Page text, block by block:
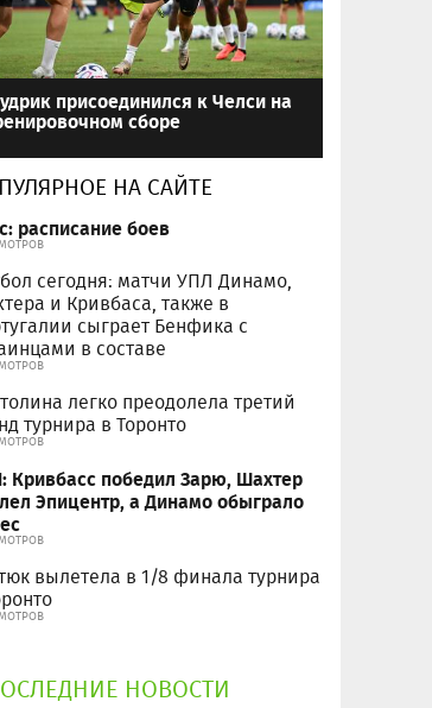
присоединился к Челси на
сборе
НА САЙТЕ
расписание боев
сегодня: матчи УПЛ Динамо,
и Кривбаса, также в
сыграет Бенфика с
в составе
легко преодолела третий
турнира в Торонто
Кривбасс победил Зарю, Шахтер
Эпицентр, а Динамо обыграло
вылетела в 1/8 финала турнира
НОВОСТИ